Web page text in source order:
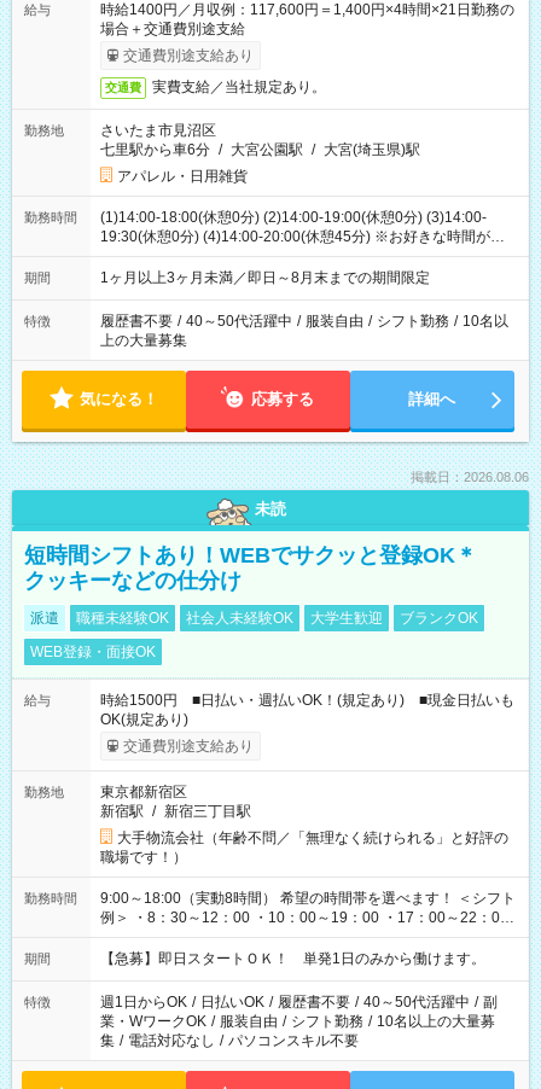
給与
時給1400円／月収例：117,600円＝1,400円×4時間×21日勤務の
場合＋交通費別途支給
交通費別途支給あり
交通費 実費支給／当社規定あり。
勤務地
さいたま市見沼区
七里駅から車6分 / 大宮公園駅 / 大宮(埼玉県)駅
アパレル・日用雑貨
勤務時間
(1)14:00-18:00(休憩0分) (2)14:00-19:00(休憩0分) (3)14:00-
19:30(休憩0分) (4)14:00-20:00(休憩45分) ※お好きな時間が選べ
ます
期間 1ヶ月以上3ヶ月未満／即日～8月末までの期間限定
特徴 履歴書不要 / 40～50代活躍中 / 服装自由 / シフト勤務 / 10名以
上の大量募集
気になる！ 応募する 詳細へ
掲載日：2026.08.06
未読
短時間シフトあり！WEBでサクッと登録OK＊
クッキーなどの仕分け
派遣 職種未経験OK 社会人未経験OK 大学生歓迎
ブランクOK
WEB登録・面接OK
給与
時給1500円 ■日払い・週払いOK！(規定あり) ■現金日払いも
OK(規定あり)
交通費別途支給あり
勤務地
東京都新宿区
新宿駅 / 新宿三丁目駅
大手物流会社（年齢不問／「無理なく続けられる」と好評の
職場です！）
勤務時間
9:00～18:00（実動8時間） 希望の時間帯を選べます！ ＜シフト
例＞ ・8：30～12：00 ・10：00～19：00 ・17：00～22：00
・13：00～22：00 ・22：00～翌6：00 など
期間 【急募】即日スタートＯＫ！ 単発1日のみから働けます。
特徴 週1日からOK / 日払いOK / 履歴書不要 / 40～50代活躍中 / 副
業・WワークOK / 服装自由 / シフト勤務 / 10名以上の大量募
集 / 電話対応なし / パソコンスキル不要